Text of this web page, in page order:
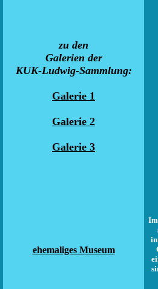
zu den
Galerien der
KUK-Ludwig-Sammlung:
Galerie 1
Galerie 2
Galerie 3
ehemaliges Museum